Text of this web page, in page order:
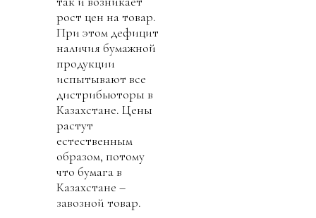
рост цен на товар.
При этом дефицит
наличия бумажной
продукции
испытывают все
дистрибьюторы в
Казахстане. Цены
растут
естественным
образом, потому
что бумага в
Казахстане –
завозной товар.